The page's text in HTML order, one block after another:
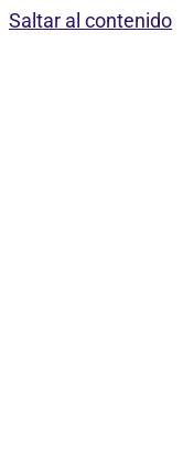
Saltar al contenido